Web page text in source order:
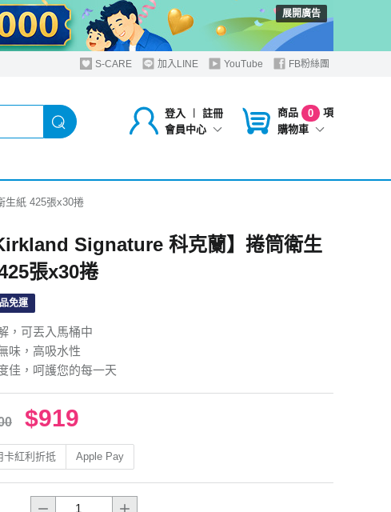
展開廣告
S-CARE 加入LINE YouTube FB粉絲團
登入 ︱
註冊
會員中心
商品 0
項
購物車
生紙 425張x30捲
Signature 科克蘭】捲筒衛生
張x30捲
免運
，可丟入馬桶中
味，高吸水性
佳，呵護您的每一天
$919
卡紅利折抵 Apple Pay